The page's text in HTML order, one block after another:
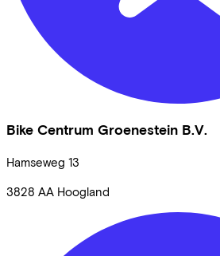
Bike Centrum Groenestein B.V.
Hamseweg 13
3828 AA Hoogland